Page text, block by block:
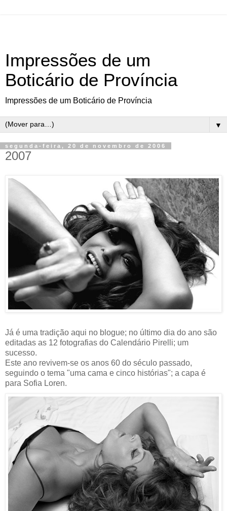
Impressões de um
Boticário de Província
Impressões de um Boticário de Província
▼
segunda-feira, 20 de novembro de 2006
2007
Já é uma tradição aqui no blogue; no último dia do ano são
editadas as 12 fotografias do Calendário Pirelli; um
sucesso.
Este ano revivem-se os anos 60 do século passado,
seguindo o tema "uma cama e cinco histórias"; a capa é
para Sofia Loren.